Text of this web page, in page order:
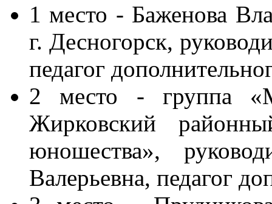
1 место - Баженова
г. Десногорск,
педагог
2 место - группа
Жирковский
юношества»,
Валерьевна, педагог